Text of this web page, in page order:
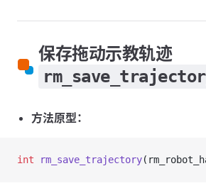
保存拖动示教轨迹
方法原型：
int rm_save_trajectory